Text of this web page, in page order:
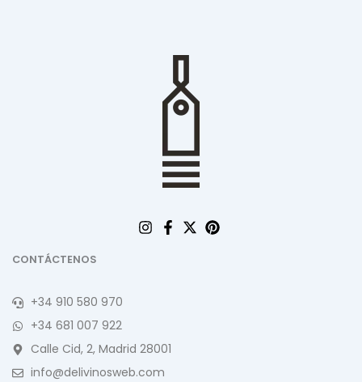
CONTÁCTENOS
+34 910 580 970
+34 681 007 922
Calle Cid, 2, Madrid 28001
info@delivinosweb.com